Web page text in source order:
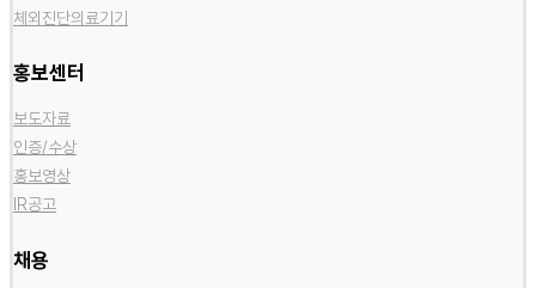
체외진단의료기기
홍보센터
보도자료
인증/수상
홍보영상
IR공고
채용